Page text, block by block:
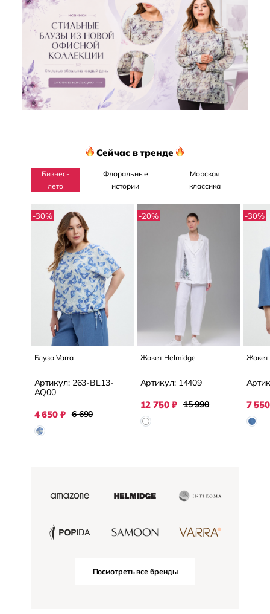
Сейчас в тренде
Бизнес-
лето
Флоральные
истории
Морская
классика
-30%
Блуза Varra
Артикул: 263-BL13-
AQ00
4 650 ₽ 6 690
-20%
Жакет Helmidge
Артикул: 14409
12 750₽ 15 990
-30%
Жакет
7 550
Посмотреть все бренды